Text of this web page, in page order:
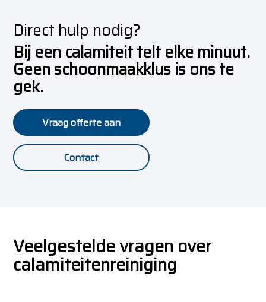
Direct hulp nodig?
Bij een calamiteit telt elke minuut.
Geen schoonmaakklus is ons te
gek.
Vraag offerte aan
Contact
Veelgestelde vragen over
calamiteitenreiniging